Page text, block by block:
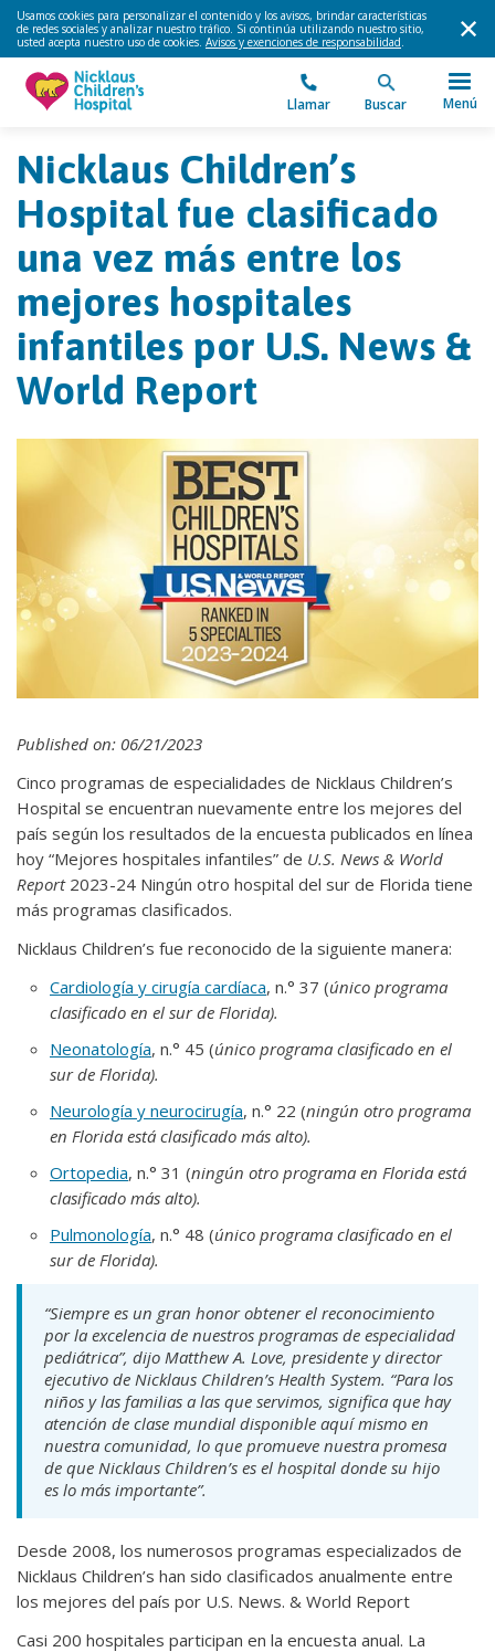
Usamos cookies para personalizar el contenido y los avisos, brindar características
de redes sociales y analizar nuestro tráfico. Si continúa utilizando nuestro sitio,
usted acepta nuestro uso de cookies. Avisos y exenciones de responsabilidad.
Llamar Buscar Menú
Nicklaus Children’s
Hospital fue clasificado
una vez más entre los
mejores hospitales
infantiles por U.S. News &
World Report
Published on: 06/21/2023
Cinco programas de especialidades de Nicklaus Children’s
Hospital se encuentran nuevamente entre los mejores del
país según los resultados de la encuesta publicados en línea
hoy “Mejores hospitales infantiles” de U.S. News & World
Report2023-24 Ningún otro hospital del sur de Florida tiene
más programas clasificados.
Nicklaus Children’s fue reconocido de la siguiente manera:
Cardiología y cirugía cardíaca, n.° 37 (único programa
clasificado en el sur de Florida).
Neonatología, n.° 45 (único programa clasificado en el
sur de Florida).
Neurología y neurocirugía, n.° 22 (ningún otro programa
en Florida está clasificado más alto).
Ortopedia, n.° 31 (ningún otro programa en Florida está
clasificado más alto).
Pulmonología, n.° 48 (único programa clasificado en el
sur de Florida).
“Siempre es un gran honor obtener el reconocimiento
por la excelencia de nuestros programas de especialidad
pediátrica”, dijo Matthew A. Love, presidente y director
ejecutivo de Nicklaus Children’s Health System. “Para los
niños y las familias a las que servimos, significa que hay
atención de clase mundial disponible aquí mismo en
nuestra comunidad, lo que promueve nuestra promesa
de que Nicklaus Children’s es el hospital donde su hijo
es lo más importante”.
Desde 2008, los numerosos programas especializados de
Nicklaus Children’s han sido clasificados anualmente entre
los mejores del país por U.S. News. & World Report
Casi 200 hospitales participan en la encuesta anual. La